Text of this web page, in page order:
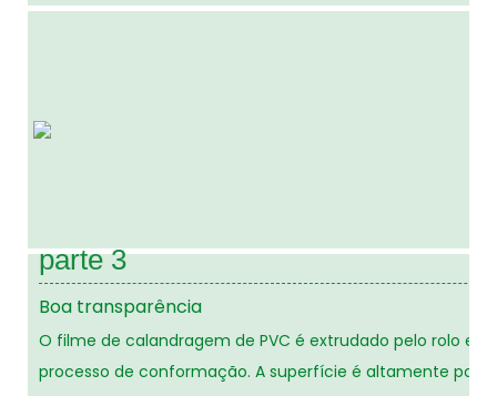
parte 3
Boa transparência
O filme de calandragem de PVC é extrudado pelo rolo
processo de conformação. A superfície é altamente